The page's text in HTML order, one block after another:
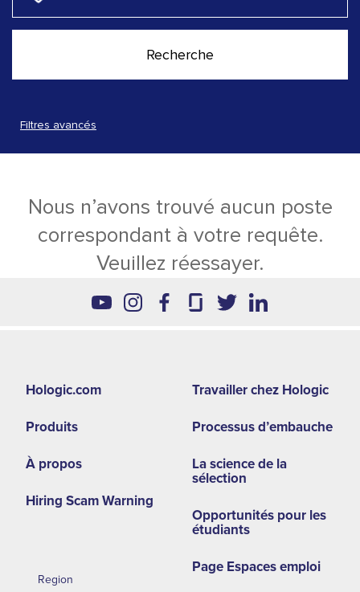
Filtres avancés
Nous n’avons trouvé aucun poste
correspondant à votre requête.
Veuillez réessayer.
Hologic.com
Produits
À propos
Hiring Scam Warning
Region
second
menu
-
Travailler chez Hologic
Processus d’embauche
La science de la
sélection
Opportunités pour les
étudiants
Page Espaces emploi